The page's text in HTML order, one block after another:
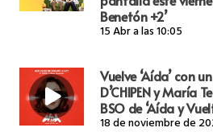
Benetón +2’
15 Abr a las 10:05
Vuelve ‘Aída’ con
D’CHIPEN y María
BSO de ‘Aída y
18 de noviembre de